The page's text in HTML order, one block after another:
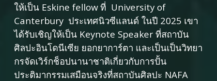
ให้เป็น Eskine fellow ที่ University of
Canterbury ประเทศนิวซีแลนด์ ในปี 2025 เขา
ได้รับเชิญให้เป็น Keynote Speaker ที่สถาบัน
ศิลปะอินโดนีเซีย ยอกยาการ์ตา และเป็นเป็นวิทยา
กรจัดเวิร์กช็อปนานาชาติเกี่ยวกับการปั้น
ประติมากรรมเสมือนจริงที่สถาบันศิลปะ NAFA